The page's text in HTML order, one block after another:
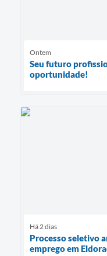
Ontem
Seu futuro
oportunidade!
Há 2 dias
Processo seletivo
emprego em